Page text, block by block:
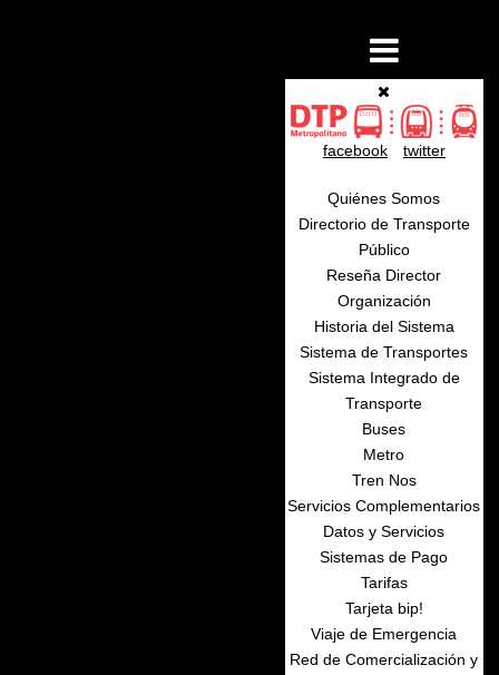
facebook twitter
Quiénes Somos
Directorio de Transporte
Público
Reseña Director
Organización
Historia del Sistema
Sistema de Transportes
Sistema Integrado de
Transporte
Buses
Metro
Tren Nos
Servicios Complementarios
Datos y Servicios
Sistemas de Pago
Tarifas
Tarjeta bip!
Viaje de Emergencia
Red de Comercialización y